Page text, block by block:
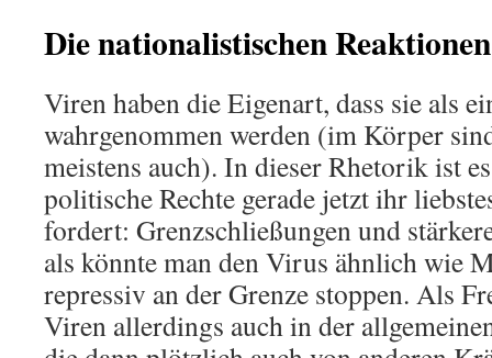
Die nationalistischen
Viren haben die Eigenart, dass sie als
wahrgenommen werden (im Körper
meistens auch). In dieser Rhetorik ist
politische Rechte gerade jetzt ihr
fordert: Grenzschließungen und
als könnte man den Virus ähnlich wie
repressiv an der Grenze stoppen. Als
Viren allerdings auch in der